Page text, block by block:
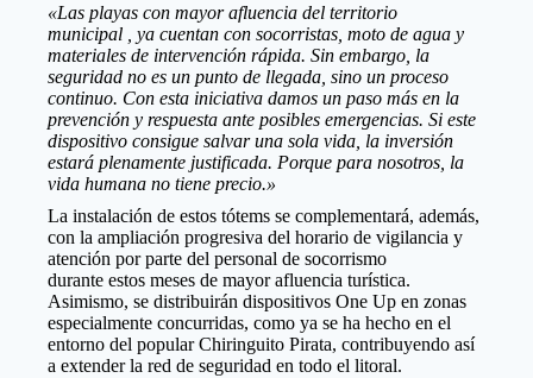
«Las playas con mayor afluencia del territorio
municipal
, ya cuentan con socorristas, moto de agua y
materiales de intervención rápida. Sin embargo, la
seguridad no es un punto de llegada, sino un proceso
continuo. Con esta iniciativa damos un paso más en la
prevención y respuesta ante posibles emergencias. Si este
dispositivo consigue salvar una sola vida, la inversión
estará plenamente justificada. Porque para nosotros , la
vida humana no tiene precio.»
La instalación de estos tótems se complementará, además,
con la ampliación progresiva del horario de vigilancia y
atención por parte del personal de socorrismo
durante estos meses de mayor afluencia turística.
Asimismo, se distribuirán dispositivos One Up en zonas
especialmente concurridas, como ya se ha hecho en el
entorno del popular Chiringuito Pirata, contribuyendo así
a extender la red de seguridad en todo el litoral.